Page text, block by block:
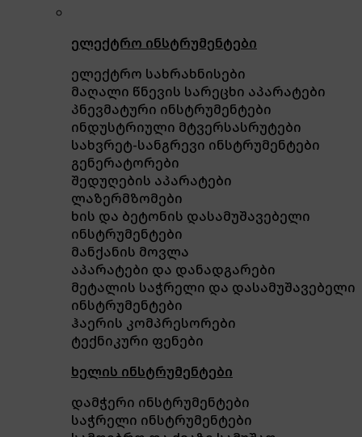
ელექტრო ინსტრუმენტები
ელექტრო სახრახნისები
მაღალი წნევის სარეცხი აპარატები
პნევმატური ინსტრუმენტები
ინდუსტრიული მტვერსასრუტები
სახვრეტ-სანგრევი ინსტრუმენტები
გენერატორები
შედუღების აპარატები
ლაზერმზომები
ხის და ბეტონის დასამუშავებელი
ინსტრუმენტები
მანქანის მოვლა
აპარატები და დანადგარები
მეტალის საჭრელი და დასამუშავებელი
ინსტრუმენტები
ჰაერის კომპრესორები
ტექნიკური ფენები
ხელის ინსტრუმენტები
დამჭერი ინსტრუმენტები
საჭრელი ინსტრუმენტები